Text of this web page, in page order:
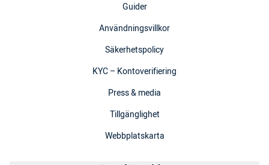
Guider
Användningsvillkor
Säkerhetspolicy
KYC – Kontoverifiering
Press & media
Tillgänglighet
Webbplatskarta